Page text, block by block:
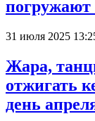
погружают
31 июля 2025
Жара,
отжигать
день